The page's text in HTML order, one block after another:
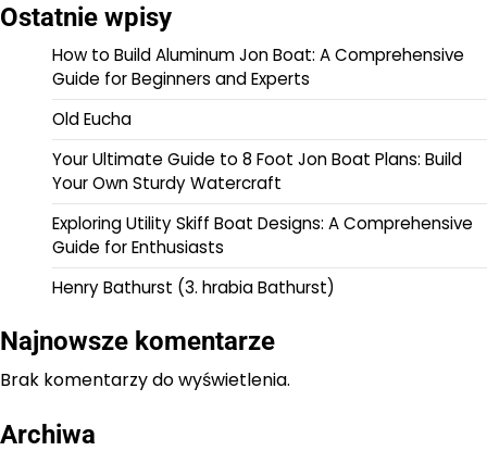
Ostatnie wpisy
How to Build Aluminum Jon Boat: A Comprehensive
Guide for Beginners and Experts
Old Eucha
Your Ultimate Guide to 8 Foot Jon Boat Plans: Build
Your Own Sturdy Watercraft
Exploring Utility Skiff Boat Designs: A Comprehensive
Guide for Enthusiasts
Henry Bathurst (3. hrabia Bathurst)
Najnowsze komentarze
Brak komentarzy do wyświetlenia.
Archiwa